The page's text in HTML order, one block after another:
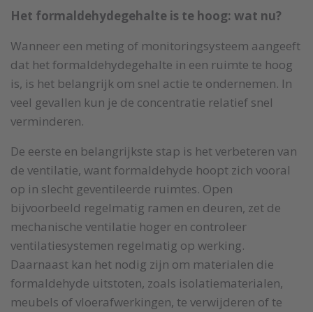
Het formaldehydegehalte is te hoog: wat nu?
Wanneer een meting of monitoringsysteem aangeeft
dat het formaldehydegehalte in een ruimte te hoog
is, is het belangrijk om snel actie te ondernemen. In
veel gevallen kun je de concentratie relatief snel
verminderen.
De eerste en belangrijkste stap is het verbeteren van
de ventilatie, want formaldehyde hoopt zich vooral
op in slecht geventileerde ruimtes. Open
bijvoorbeeld regelmatig ramen en deuren, zet de
mechanische ventilatie hoger en controleer
ventilatiesystemen regelmatig op werking.
Daarnaast kan het nodig zijn om materialen die
formaldehyde uitstoten, zoals isolatiematerialen,
meubels of vloerafwerkingen, te verwijderen of te